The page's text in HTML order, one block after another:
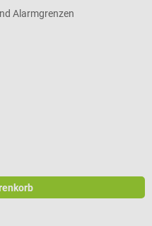
Alarmgrenzen